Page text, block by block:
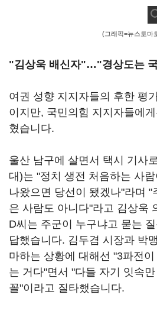
(그래픽=뉴스토마
"김상욱 배신자"…"경상도는
여권 성향 지지자들의 후한 평
이지만, 국민의힘 지지자들에
혔습니다.
울산 남구에 살면서 택시 기사
대)는 "정치 생전 처음하는 사
나왔으면 당선이 됐겠나"라며
은 사람도 아니다"라고 김상욱
D씨는 주군이 누구냐고 묻는
답했습니다. 김두겸 시장과 박
마하는 상황에 대해선 "3파전
는 거다"면서 "다들 자기 잇속만
꼴"이라고 질타했습니다.